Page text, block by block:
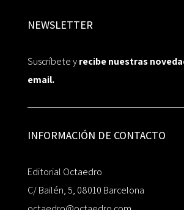
NEWSLETTER
Suscríbete yrecibe nuestras
email.
INFORMACIÓN DE CONTACTO
Editorial Octaedro
C/ Bailén, 5, 08010 Barcelona